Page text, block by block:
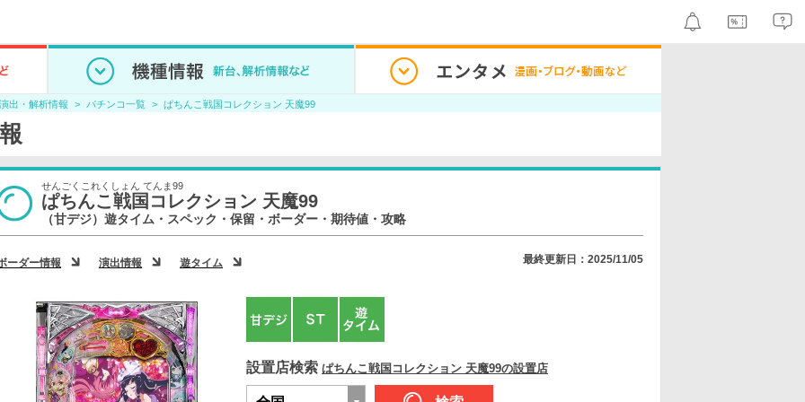
出・解析情報 パチンコ一覧 ぱちんこ戦国コレクション 天魔99
せんごくこれくしょん てんま99
ぱちんこ戦国コレクション 天魔99
（甘デジ）遊タイム・スペック・保留・ボーダー・期待値・攻略
ーダー情報 演出情報 遊タイム 最終更新日：2025/11/05
設置店検索 ぱちんこ戦国コレクション 天魔99の設置店